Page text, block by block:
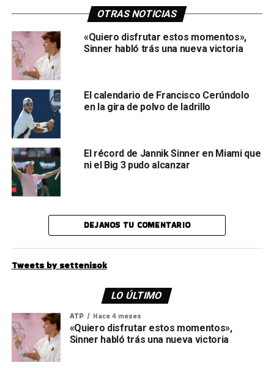
OTRAS NOTICIAS
«Quiero disfrutar estos momentos»,
Sinner habló trás una nueva victoria
El calendario de Francisco Cerúndolo
en la gira de polvo de ladrillo
El récord de Jannik Sinner en Miami que
ni el Big 3 pudo alcanzar
DEJANOS TU COMENTARIO
Tweets by settenisok
LO ÚLTIMO
ATP Hace 4 meses
«Quiero disfrutar estos momentos»,
Sinner habló trás una nueva victoria